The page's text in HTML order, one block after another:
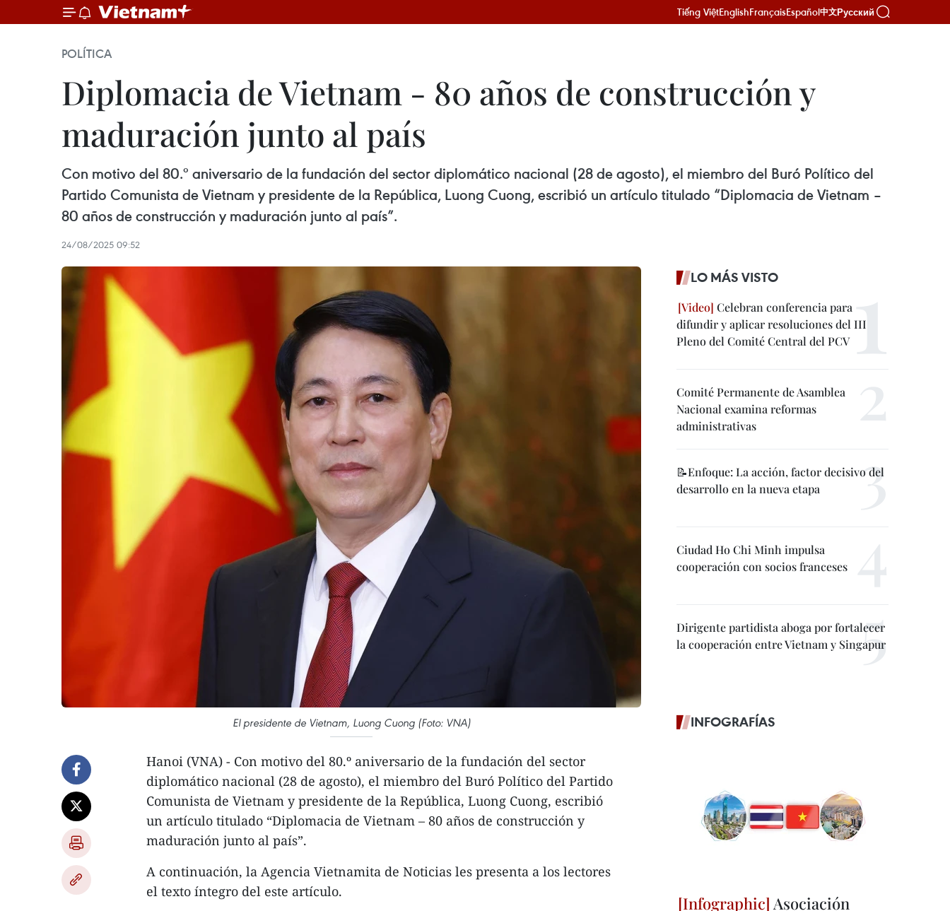
Tiếng ViệtEnglishFrançaisEspañol中文Русский
POLÍTICA
Diplomacia de Vietnam - 80 años de construcción y
maduración junto al país
Con motivo del 80.º aniversario de la fundación del sector diplomático nacional (28 de agosto), el miembro del Buró Político del
Partido Comunista de Vietnam y presidente de la República, Luong Cuong, escribió un artículo titulado “Diplomacia de Vietnam –
80 años de construcción y maduración junto al país”.
24/08/2025 09:52
El presidente de Vietnam, Luong Cuong (Foto: VNA)
Hanoi (VNA) - Con motivo del 80.º aniversario de la fundación del sector
diplomático nacional (28 de agosto), el miembro del Buró Político del Partido
Comunista de Vietnam y presidente de la República, Luong Cuong, escribió
un artículo titulado “Diplomacia de Vietnam – 80 años de construcción y
maduración junto al país”.
A continuación, la Agencia Vietnamita de Noticias les presenta a los lectores
el texto íntegro del este artículo.
LO MÁS VISTO
Celebran conferencia para
difundir y aplicar resoluciones del III
Pleno del Comité Central del PCV
Comité Permanente de Asamblea
Nacional examina reformas
administrativas
📝Enfoque: La acción, factor decisivo del
desarrollo en la nueva etapa
Ciudad Ho Chi Minh impulsa
cooperación con socios franceses
Dirigente partidista aboga por fortalecer
la cooperación entre Vietnam y Singapur
INFOGRAFÍAS
Asociación